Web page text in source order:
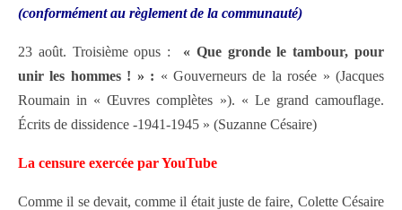
(conformément au règlement de la communauté)
23 août. Troisième opus :
« Que gronde le tambour, pour
unir les hommes ! » : « Gouverneurs de la rosée » (Jacques
Roumain in « Œuvres complètes »). « Le grand camouflage.
Écrits de dissidence -1941-1945 » (Suzanne Césaire)
La censure exercée par YouTube
Comme il se devait, comme il était juste de faire, Colette Césaire